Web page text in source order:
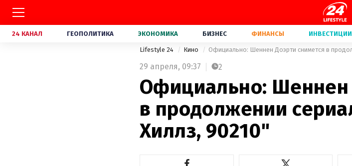
24 КАНАЛ ГЕОПОЛИТИКА ЭКОНОМИКА БИЗНЕС ФИНАНСЫ ИНВЕСТИЦИИ
Lifestyle 24 Кино Официально: Шеннен Доэрти снимется в
29 апреля, 09:37 2
Официально: Шеннен
в продолжении
Хиллз, 90210"